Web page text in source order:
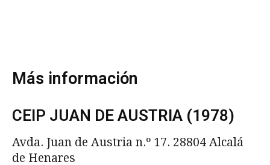
Más información
CEIP JUAN DE AUSTRIA (1978)
Avda. Juan de Austria n.º 17. 28804 Alcalá
de Henares